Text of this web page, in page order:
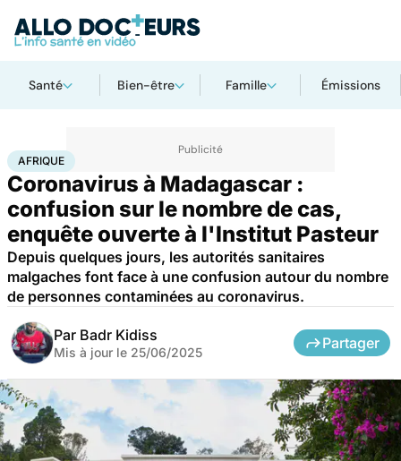
Santé Bien-être Famille Émissions
AccueilSanté Maladies infectieuses
AFRIQUE
Coronavirus à Madagascar :
confusion sur le nombre de cas,
enquête ouverte à l'Institut Pasteur
Depuis quelques jours, les autorités sanitaires
malgaches font face à une confusion autour du nombre
de personnes contaminées au coronavirus.
Par Badr Kidiss
Mis à jour le 25/06/2025
Partager